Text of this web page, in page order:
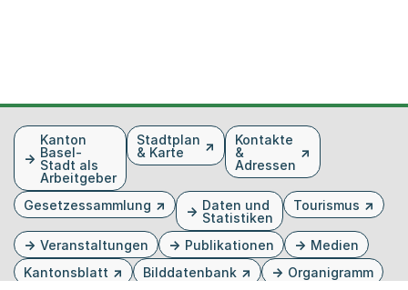
FusszeileKanton
Basel-
Stadt als
Arbeitgeber
Stadtplan
& Karte
Kontakte
&
Adressen
Gesetzessammlung
Daten und
Statistiken
Tourismus
Veranstaltungen Publikationen
Medien
Kantonsblatt
Bilddatenbank Organigramm